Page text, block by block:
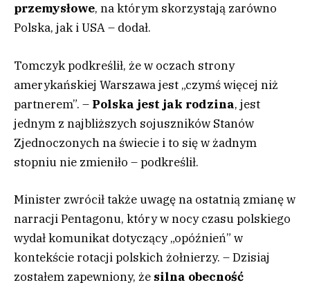
przemysłowe, na którym skorzystają zarówno
Polska, jak i USA – dodał.
Tomczyk podkreślił, że w oczach strony
amerykańskiej Warszawa jest „czymś więcej niż
partnerem”. – Polska jest jak rodzina, jest
jednym z najbliższych sojuszników Stanów
Zjednoczonych na świecie i to się w żadnym
stopniu nie zmieniło – podkreślił.
Minister zwrócił także uwagę na ostatnią zmianę w
narracji Pentagonu, który w nocy czasu polskiego
wydał komunikat dotyczący „opóźnień” w
kontekście rotacji polskich żołnierzy. – Dzisiaj
zostałem zapewniony, że silna obecność